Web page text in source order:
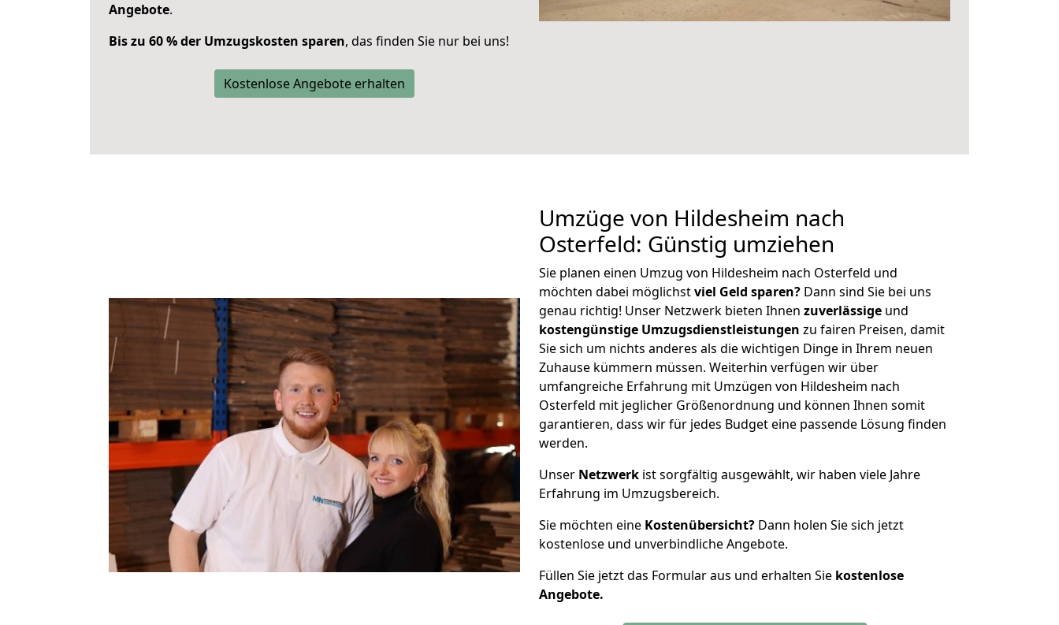
Angebote.
Bis zu 60 % der Umzugskosten sparen, das finden Sie nur bei uns!
Kostenlose Angebote erhalten
Umzüge von Hildesheim nach
Osterfeld: Günstig umziehen
Sie planen einen Umzug von Hildesheim nach Osterfeld und
möchten dabei möglichstviel Geld sparen? Dann sind Sie bei uns
genau richtig! Unser Netzwerk bieten Ihnen zuverlässige und
kostengünstige Umzugsdienstleistungen zu fairen Preisen, damit
Sie sich um nichts anderes als die wichtigen Dinge in Ihrem neuen
Zuhause kümmern müssen. Weiterhin verfügen wir über
umfangreiche Erfahrung mit Umzügen von Hildesheim nach
Osterfeld mit jeglicher Größenordnung und können Ihnen somit
garantieren, dass wir für jedes Budget eine passende Lösung finden
werden.
Unser Netzwerk ist sorgfältig ausgewählt, wir haben viele Jahre
Erfahrung im Umzugsbereich.
Sie möchten eine Kostenübersicht? Dann holen Sie sich jetzt
kostenlose und unverbindliche Angebote.
Füllen Sie jetzt das Formular aus und erhalten Sie kostenlose
Angebote.